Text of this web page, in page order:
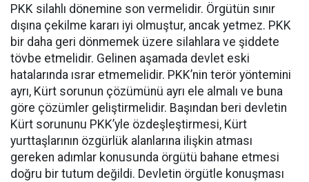
PKK silahlı dönemine son vermelidir. Örgütün sınır
dışına çekilme kararı iyi olmuştur, ancak yetmez. PKK
bir daha geri dönmemek üzere silahlara ve şiddete
tövbe etmelidir. Gelinen aşamada devlet eski
hatalarında ısrar etmemelidir. PKK’nin terör yöntemini
ayrı, Kürt sorunun çözümünü ayrı ele almalı ve buna
göre çözümler geliştirmelidir. Başından beri devletin
Kürt sorununu PKK’yle özdeşleştirmesi, Kürt
yurttaşlarının özgürlük alanlarına ilişkin atması
gereken adımlar konusunda örgütü bahane etmesi
doğru bir tutum değildi. Devletin örgütle konuşması